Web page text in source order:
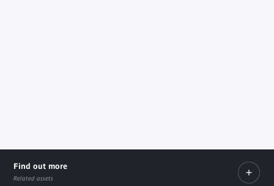
Find out more
Related assets